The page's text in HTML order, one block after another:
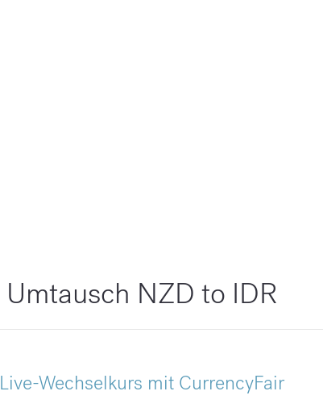
Umtausch NZD to IDR
Live-Wechselkurs mit CurrencyFair